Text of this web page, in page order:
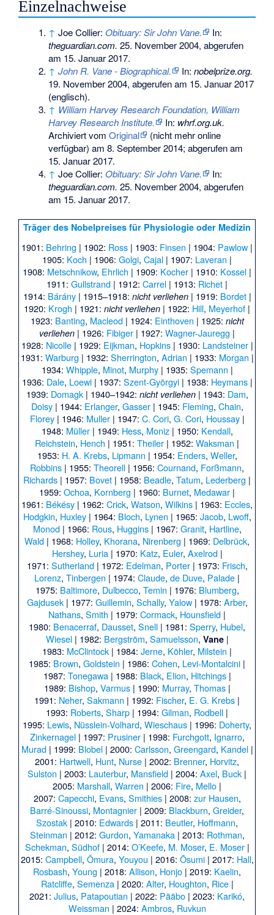
Einzelnachweise
↑ Joe Collier:Obituary: Sir John Vane.
In:
theguardian.com. 25. November 2004, abgerufen
am 15. Januar 2017.
↑ John R. Vane - Biographical. In:nobelprize.org.
19. November 2004, abgerufen am 15. Januar 2017
(englisch).
↑ William Harvey Research Foundation, William
Harvey Research Institute.
In: whrf.org.uk.
Archiviert vomOriginal
(nicht mehr online
verfügbar) am8. September 2014; abgerufen am
15. Januar 2017.
↑ Joe Collier:Obituary: Sir John Vane.
In:
theguardian.com. 25. November 2004, abgerufen
am 15. Januar 2017.
Träger des Nobelpreises für Physiologie oder Medizin
1901: Behring | 1902: Ross | 1903: Finsen | 1904: Pawlow |
1905: Koch | 1906: Golgi, Cajal | 1907: Laveran |
1908: Metschnikow, Ehrlich | 1909: Kocher | 1910: Kossel |
1911: Gullstrand | 1912: Carrel | 1913: Richet |
1914: Bárány| 1915–1918: nicht verliehen| 1919: Bordet|
1920: Krogh | 1921: nicht verliehen | 1922: Hill, Meyerhof |
1923: Banting, Macleod| 1924: Einthoven | 1925: nicht
verliehen | 1926: Fibiger | 1927: Wagner-Jauregg |
1928: Nicolle| 1929: Eijkman, Hopkins| 1930: Landsteiner|
1931: Warburg | 1932: Sherrington, Adrian | 1933: Morgan |
1934: Whipple, Minot, Murphy| 1935: Spemann |
1936: Dale, Loewi| 1937: Szent-Györgyi| 1938: Heymans|
1939: Domagk| 1940–1942: nicht verliehen| 1943: Dam,
Doisy| 1944: Erlanger, Gasser| 1945: Fleming, Chain,
Florey| 1946: Muller| 1947: C. Cori, G. Cori, Houssay|
1948: Müller| 1949: Hess, Moniz| 1950: Kendall,
Reichstein, Hench | 1951: Theiler | 1952: Waksman |
1953: H. A. Krebs, Lipmann | 1954: Enders, Weller,
Robbins | 1955: Theorell | 1956: Cournand, Forßmann,
Richards | 1957: Bovet | 1958: Beadle, Tatum, Lederberg |
1959: Ochoa, Kornberg | 1960: Burnet, Medawar |
1961: Békésy | 1962: Crick, Watson, Wilkins | 1963: Eccles,
Hodgkin, Huxley| 1964: Bloch, Lynen | 1965: Jacob, Lwoff,
Monod| 1966: Rous, Huggins| 1967: Granit, Hartline,
Wald | 1968: Holley, Khorana, Nirenberg | 1969: Delbrück,
Hershey, Luria| 1970: Katz, Euler, Axelrod|
1971: Sutherland| 1972: Edelman, Porter| 1973: Frisch,
Lorenz, Tinbergen | 1974: Claude, de Duve, Palade |
1975: Baltimore, Dulbecco, Temin | 1976: Blumberg,
Gajdusek| 1977: Guillemin, Schally, Yalow| 1978: Arber,
Nathans, Smith | 1979: Cormack, Hounsfield |
1980: Benacerraf, Dausset, Snell | 1981: Sperry, Hubel,
Wiesel| 1982: Bergström, Samuelsson, Vane|
1983: McClintock | 1984: Jerne, Köhler, Milstein |
1985: Brown, Goldstein | 1986: Cohen, Levi-Montalcini |
1987: Tonegawa| 1988: Black, Elion, Hitchings|
1989: Bishop, Varmus| 1990: Murray, Thomas|
1991: Neher, Sakmann | 1992: Fischer, E. G. Krebs |
1993: Roberts, Sharp | 1994: Gilman, Rodbell |
1995: Lewis, Nüsslein-Volhard, Wieschaus | 1996: Doherty,
Zinkernagel| 1997: Prusiner| 1998: Furchgott, Ignarro,
Murad| 1999: Blobel| 2000: Carlsson, Greengard, Kandel|
2001: Hartwell, Hunt, Nurse | 2002: Brenner, Horvitz,
Sulston | 2003: Lauterbur, Mansfield | 2004: Axel, Buck |
2005: Marshall, Warren | 2006: Fire, Mello |
2007: Capecchi, Evans, Smithies| 2008: zur Hausen,
Barré-Sinoussi, Montagnier | 2009: Blackburn, Greider,
Szostak | 2010: Edwards | 2011: Beutler, Hoffmann,
Steinman | 2012: Gurdon, Yamanaka| 2013: Rothman,
Schekman, Südhof| 2014: O’Keefe, M. Moser, E. Moser|
2015: Campbell, Ōmura, Youyou | 2016: Ōsumi| 2017: Hall,
Rosbash, Young | 2018: Allison, Honjo | 2019: Kaelin,
Ratcliffe, Semenza| 2020: Alter, Houghton, Rice|
2021: Julius, Patapoutian | 2022: Pääbo | 2023: Karikó,
Weissman | 2024: Ambros, Ruvkun